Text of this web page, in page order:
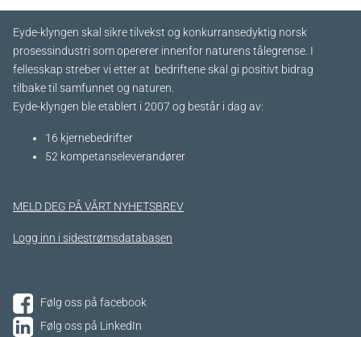
Eyde-klyngen skal sikre tilvekst og konkurransedyktig norsk
prosessindustri som opererer innenfor naturens tålegrense. I
fellesskap streber vi etter at bedriftene skal gi positivt bidrag
tilbake til samfunnet og naturen.
Eyde-klyngen ble etablert i 2007 og består i dag av:
16 kjernebedrifter​
52 kompetanseleverandører
MELD DEG PÅ VÅRT NYHETSBREV
Logg inn i sidestrømsdatabasen
Følg oss på facebook
Følg oss på LinkedIn